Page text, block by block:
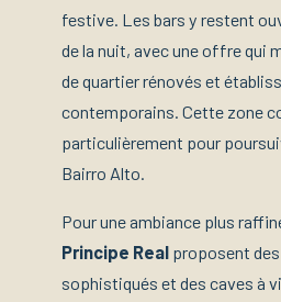
festive. Les bars y restent
de la nuit, avec une offre qui
de quartier rénovés et
contemporains. Cette zone
particulièrement pour
Bairro Alto.
Pour une ambiance plus
Principe Real proposent
sophistiqués et des caves à